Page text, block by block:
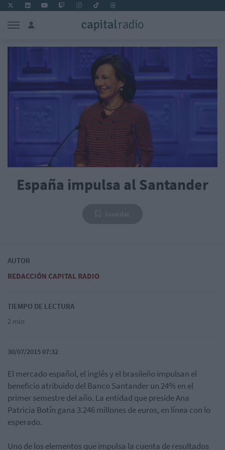
España impulsa al Santander
AUTOR
REDACCIÓN CAPITAL RADIO
TIEMPO DE LECTURA
2 min
30/07/2015 07:32
El mercado español, el inglés y el brasileño impulsan el
beneficio atribuido del Banco Santander un 24% en el
primer semestre del año. La entidad que preside Ana
Patricia Botín gana 3.246 millones de euros, en línea con lo
esperado.
Uno de los elementos que impulsa la cuenta de resultados